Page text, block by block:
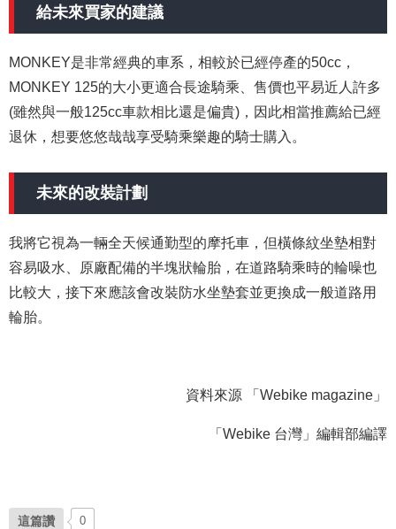
給未來買家的建議
MONKEY是非常經典的車系，相較於已經停產的50cc，
MONKEY 125的大小更適合長途騎乘、售價也平易近人許多
(雖然與一般125cc車款相比還是偏貴)，因此相當推薦給已經
退休，想要悠悠哉哉享受騎乘樂趣的騎士購入。
未來的改裝計劃
我將它視為一輛全天候通勤型的摩托車，但橫條紋坐墊相對
容易吸水、原廠配備的半塊狀輪胎，在道路騎乘時的輪噪也
比較大，接下來應該會改裝防水坐墊套並更換成一般道路用
輪胎。
資料來源 「Webike magazine」
「Webike 台灣」編輯部編譯
這篇讚 0